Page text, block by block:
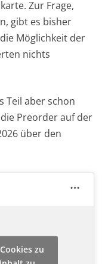
Zur Frage,
gibt es bisher
Möglichkeit der
nichts
Teil aber schon
Preorder auf der
über den
zu